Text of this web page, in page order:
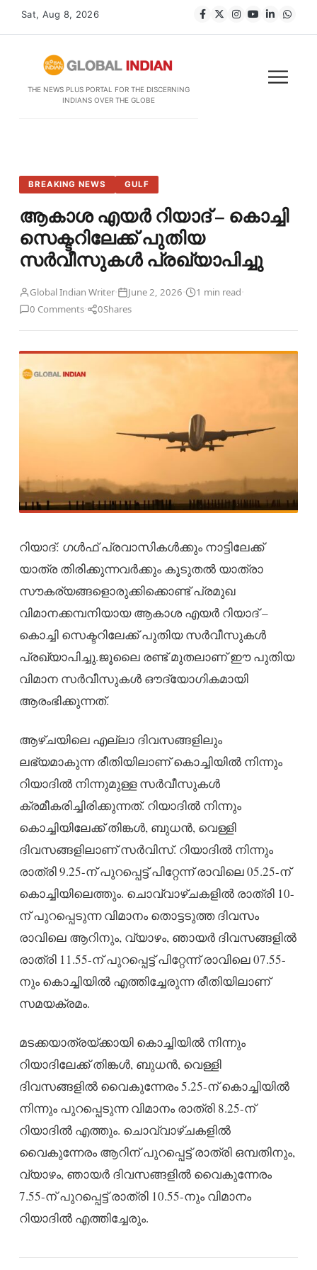
Sat, Aug 8, 2026
THE NEWS PLUS PORTAL FOR THE DISCERNING
INDIANS OVER THE GLOBE
BREAKING NEWS GULF
ആകാശ എയർ റിയാദ് – കൊച്ചി
സെക്ടറിലേക്ക് പുതിയ
സർവീസുകൾ പ്രഖ്യാപിച്ചു
Global Indian Writer· June 2, 2026· 1 min read·
0 Comments· 0Shares
റിയാദ്: ഗൾഫ് പ്രവാസികൾക്കും നാട്ടിലേക്ക്
യാത്ര തിരിക്കുന്നവർക്കും കൂടുതൽ യാത്രാ
സൗകര്യങ്ങളൊരുക്കിക്കൊണ്ട് പ്രമുഖ
വിമാനക്കമ്പനിയായ ആകാശ എയർ റിയാദ് –
കൊച്ചി സെക്ടറിലേക്ക് പുതിയ സർവീസുകൾ
പ്രഖ്യാപിച്ചു.ജൂലൈ രണ്ട്​ മുതലാണ് ഈ പുതിയ
വിമാന സർവീസുകൾ ഔദ്യോഗികമായി
ആരംഭിക്കുന്നത്.
ആഴ്ചയിലെ എല്ലാ ദിവസങ്ങളിലും
ലഭ്യമാകുന്ന രീതിയിലാണ് കൊച്ചിയിൽ നിന്നും
റിയാദിൽ നിന്നുമുള്ള സർവീസുകൾ
ക്രമീകരിച്ചിരിക്കുന്നത്. റിയാദിൽ നിന്നും
കൊച്ചിയിലേക്ക്​ തിങ്കൾ, ബുധൻ, വെള്ളി
ദിവസങ്ങളിലാണ്​ സർവിസ്​. റിയാദിൽ നിന്നും
രാത്രി 9.25-ന് പുറപ്പെട്ട് പിറ്റേന്ന് രാവിലെ 05.25-ന്
കൊച്ചിയിലെത്തും. ചൊവ്വാഴ്ചകളിൽ രാത്രി 10-
ന് പുറപ്പെടുന്ന വിമാനം തൊട്ടടുത്ത ദിവസം
രാവിലെ ആറിനും, വ്യാഴം, ഞായർ ദിവസങ്ങളിൽ
രാത്രി 11.55-ന് പുറപ്പെട്ട് പിറ്റേന്ന് രാവിലെ 07.55-
നും കൊച്ചിയിൽ എത്തിച്ചേരുന്ന രീതിയിലാണ്
സമയക്രമം.
മടക്കയാത്രയ്ക്കായി കൊച്ചിയിൽ നിന്നും
റിയാദിലേക്ക് തിങ്കൾ, ബുധൻ, വെള്ളി
ദിവസങ്ങളിൽ വൈകുന്നേരം 5.25-ന് കൊച്ചിയിൽ
നിന്നും പുറപ്പെടുന്ന വിമാനം രാത്രി 8.25-ന്
റിയാദിൽ എത്തും. ചൊവ്വാഴ്ചകളിൽ
വൈകുന്നേരം ആറിന് പുറപ്പെട്ട് രാത്രി ഒമ്പതിനും,
വ്യാഴം, ഞായർ ദിവസങ്ങളിൽ വൈകുന്നേരം
7.55-ന് പുറപ്പെട്ട് രാത്രി 10.55-നും വിമാനം
റിയാദിൽ എത്തിച്ചേരും.